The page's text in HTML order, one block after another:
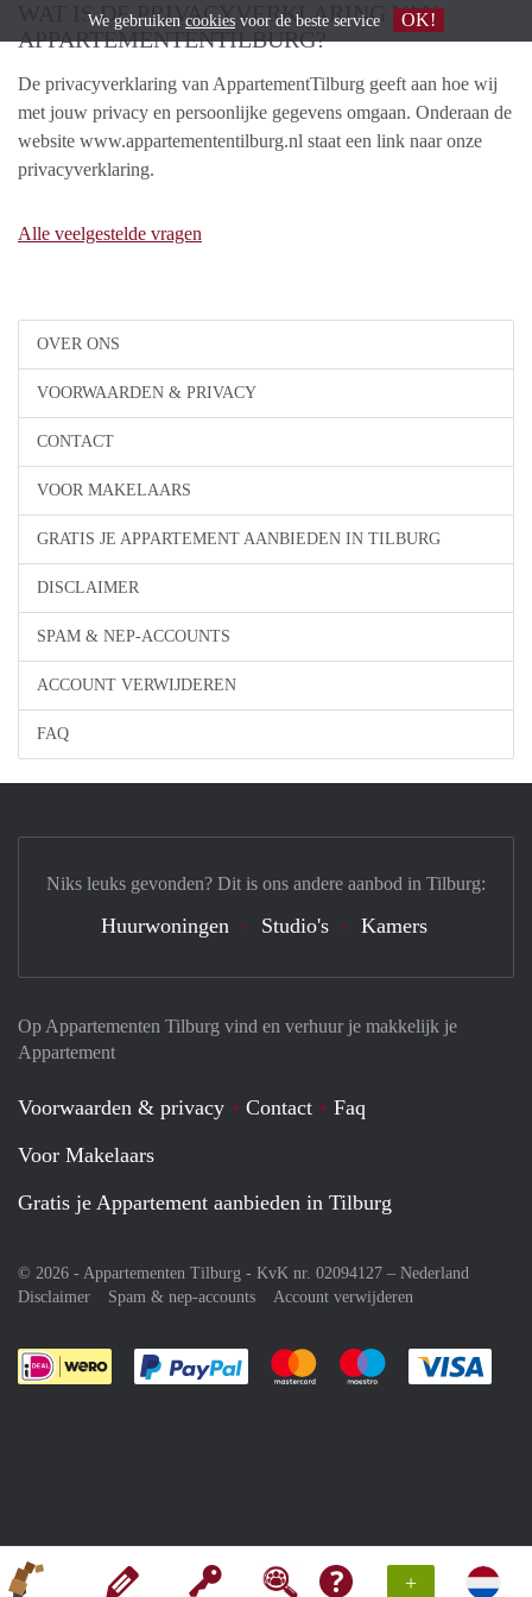
+
OVER ONS
VOORWAARDEN & PRIVACY
CONTACT
VOOR MAKELAARS
GRATIS JE APPARTEMENT AANBIEDEN IN TILBURG
DISCLAIMER
SPAM & NEP-ACCOUNTS
ACCOUNT VERWIJDEREN
FAQ
WAT IS DE PRIVACYVERKLARING VAN
APPARTEMENTENTILBURG?
De privacyverklaring van AppartementTilburg geeft aan hoe wij
met jouw privacy en persoonlijke gegevens omgaan. Onderaan de
website www.appartemententilburg.nl staat een link naar onze
privacyverklaring.
Alle veelgestelde vragen
Op Appartementen Tilburg vind en verhuur je makkelijk je
Appartement
Voorwaarden & privacy Contact
Faq
Voor Makelaars
Gratis je Appartement aanbieden in Tilburg
© 2026 - Appartementen Tilburg - KvK nr. 02094127 – Nederland
Disclaimer
Spam & nep-accounts Account verwijderen
Je rekent gemakkelijk af met Paypal
Je rekent gemakkelijk af met
Je rekent
Niks leuks gevonden? Dit is ons andere aanbod in Tilburg:
Huurwoningen Studio's Kamers
We gebruiken cookies voor de beste service OK!